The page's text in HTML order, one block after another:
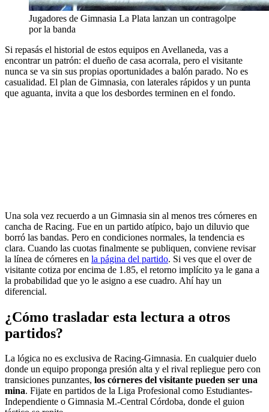
Jugadores de Gimnasia La Plata lanzan un contragolpe
por la banda
Si repasás el historial de estos equipos en Avellaneda, vas a
encontrar un patrón: el dueño de casa acorrala, pero el visitante
nunca se va sin sus propias oportunidades a balón parado. No es
casualidad. El plan de Gimnasia, con laterales rápidos y un punta
que aguanta, invita a que los desbordes terminen en el fondo.
Una sola vez recuerdo a un Gimnasia sin al menos tres córneres en
cancha de Racing. Fue en un partido atípico, bajo un diluvio que
borró las bandas. Pero en condiciones normales, la tendencia es
clara. Cuando las cuotas finalmente se publiquen, conviene revisar
la línea de córneres en la página del partido. Si ves que el over de
visitante cotiza por encima de 1.85, el retorno implícito ya le gana a
la probabilidad que yo le asigno a ese cuadro. Ahí hay un
diferencial.
¿Cómo trasladar esta lectura a otros
partidos?
La lógica no es exclusiva de Racing-Gimnasia. En cualquier duelo
donde un equipo proponga presión alta y el rival repliegue pero con
transiciones punzantes, los córneres del visitante pueden ser una
mina. Fijate en partidos de la Liga Profesional como Estudiantes-
Independiente o Gimnasia M.-Central Córdoba, donde el guion